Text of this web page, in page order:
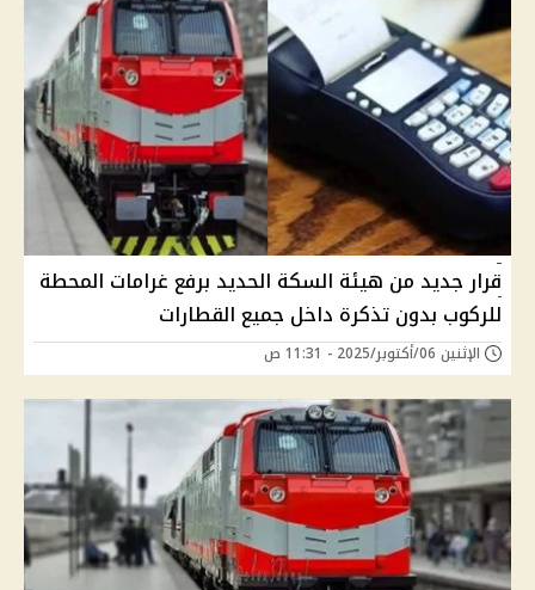
قرار جديد من هيئة السكة الحديد برفع غرامات المحطة
للركوب بدون تذكرة داخل جميع القطارات
الإثنين 06/أكتوبر/2025 - 11:31 ص